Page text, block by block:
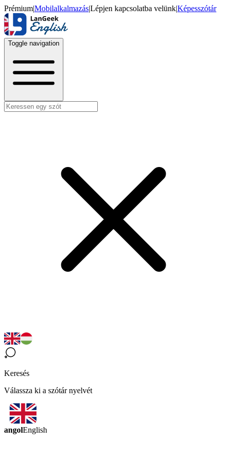
Prémium|Mobilalkalmazás|Lépjen kapcsolatba velünk|Képesszótár
Toggle navigation
Keresés
Válassza ki a szótár nyelvét
angolEnglish